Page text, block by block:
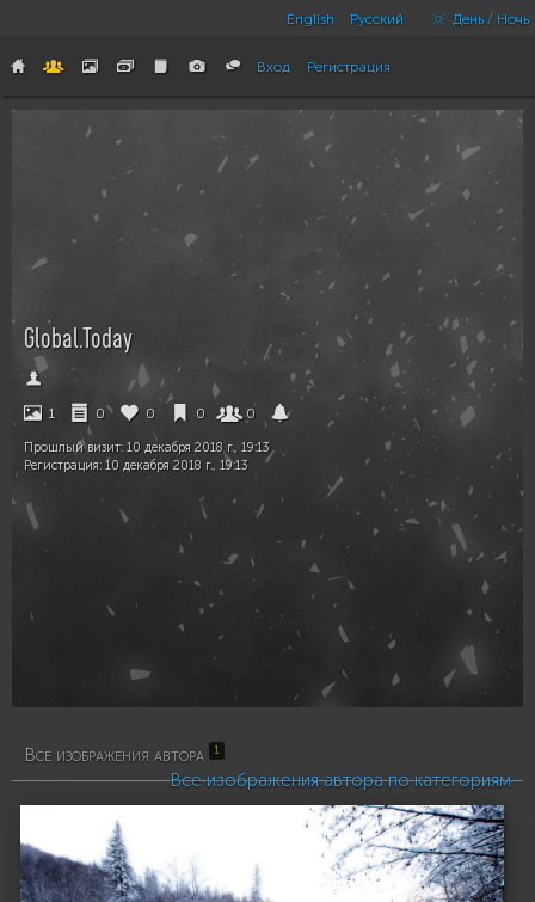
English Русский День / Ночь
Вход Регистрация
Global.Today
1 0 0 0 0
Прошлый визит: 10 декабря 2018 г., 19:13
Регистрация: 10 декабря 2018 г., 19:13
Все изображения автора 1
Все изображения автора по категориям